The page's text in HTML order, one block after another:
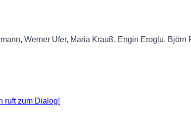
Werner Ufer, Maria Krauß, Engin Eroglu,